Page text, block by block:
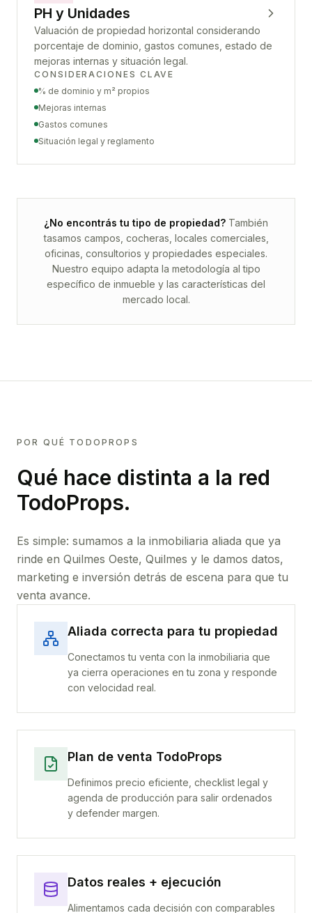
PH y Unidades
Valuación de propiedad horizontal considerando
porcentaje de dominio, gastos comunes, estado de
mejoras internas y situación legal.
CONSIDERACIONES CLAVE
% de dominio y m² propios
Mejoras internas
Gastos comunes
Situación legal y reglamento
¿No encontrás tu tipo de propiedad? También
tasamos campos, cocheras, locales comerciales,
oficinas, consultorios y propiedades especiales.
Nuestro equipo adapta la metodología al tipo
específico de inmueble y las características del
mercado local.
POR QUÉ TODOPROPS
Qué hace distinta a la red
TodoProps.
Es simple: sumamos a la inmobiliaria aliada que ya
rinde en Quilmes Oeste, Quilmes y le damos datos,
marketing e inversión detrás de escena para que tu
venta avance.
Aliada correcta para tu propiedad
Conectamos tu venta con la inmobiliaria que
ya cierra operaciones en tu zona y responde
con velocidad real.
Plan de venta TodoProps
Definimos precio eficiente, checklist legal y
agenda de producción para salir ordenados
y defender margen.
Datos reales + ejecución
Alimentamos cada decisión con comparables